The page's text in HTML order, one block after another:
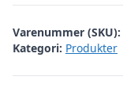
Varenummer (SKU):
Kategori: Produkter